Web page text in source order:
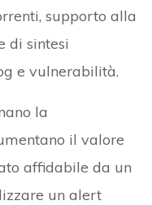
supporto alla
di sintesi
e vulnerabilità.
la
il valore
affidabile da un
un alert